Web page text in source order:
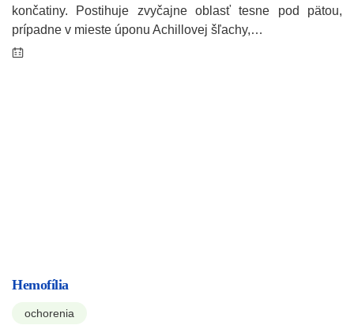
končatiny. Postihuje zvyčajne oblasť tesne pod pätou,
prípadne v mieste úponu Achillovej šľachy,…
Hemofília
ochorenia